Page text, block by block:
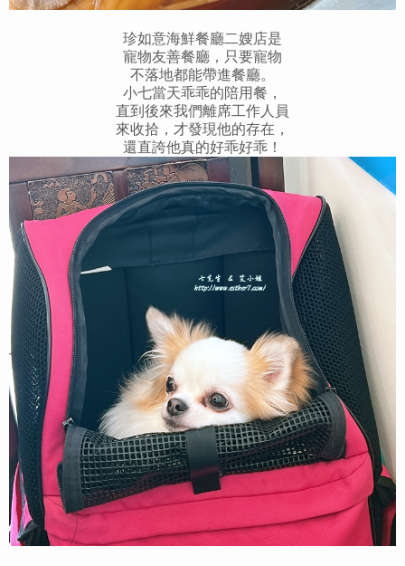
珍如意海鮮餐廳二嫂店是
寵物友善餐廳，只要寵物
不落地都能帶進餐廳。
小七當天乖乖的陪用餐，
直到後來我們離席工作人員
來收拾，才發現他的存在，
還直誇他真的好乖好乖！